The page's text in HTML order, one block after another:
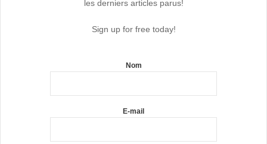
les derniers articles parus!
Sign up for free today!
Nom
E-mail